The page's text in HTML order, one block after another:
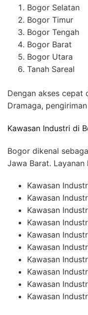
Bogor Selatan
Bogor Timur
Bogor Tengah
Bogor Barat
Bogor Utara
Tanah Sareal
Dengan akses cepat
Dramaga,
Kawasan Industri di
Bogor dikenal
Jawa Barat. Layanan
Kawasan
Kawasan
Kawasan
Kawasan
Kawasan
Kawasan
Kawasan
Kawasan
Kawasan
Kawasan